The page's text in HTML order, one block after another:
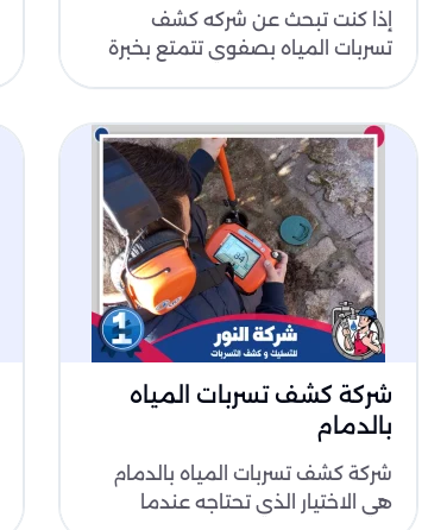
إذا كنت تبحث عن شركه كشف
تسربات المياه بصفوي تتمتع بخبرة
شركة كشف تسربات المياه
بالدمام
شركة كشف تسربات المياه بالدمام
هي الاختيار الذي تحتاجه عندما